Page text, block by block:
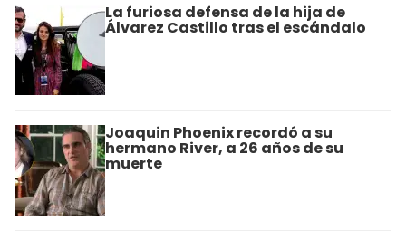
La furiosa defensa de la hija de
Álvarez Castillo tras el escándalo
Joaquin Phoenix recordó a su
hermano River, a 26 años de su
muerte